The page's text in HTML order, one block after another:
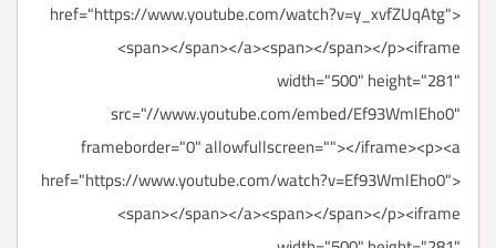
href="https://www.youtube.com/watch?v=y_xvfZUqAtg">
<span></span></a><span></span></p><iframe
width="500" height="281"
src="//www.youtube.com/embed/Ef93WmlEho0"
frameborder="0" allowfullscreen=""></iframe><p><a
href="https://www.youtube.com/watch?v=Ef93WmlEho0">
<span></span></a><span></span></p><iframe